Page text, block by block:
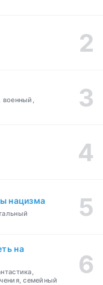
военный,
нацизма
на
семейный